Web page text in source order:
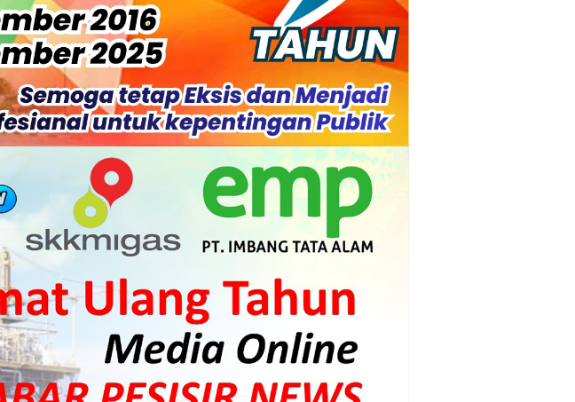
Anai dan Malalak
2026 di Cibubur
Insan Pers, Komunitas dan Mahasiswa
di Merbau.
Pemadaman dan Beri Kompensasi
Kecamatan Merbau Datangi PLTG Melibur
Wilayah dan Pembangunan Meranti
Berprestasi